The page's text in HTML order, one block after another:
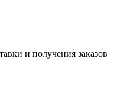
и получения заказов